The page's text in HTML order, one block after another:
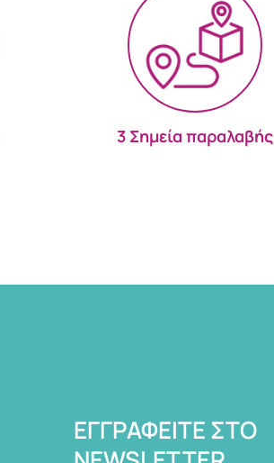
3 Σημεία παραλαβής
ΕΓΓΡΑΦΕΊΤΕ ΣΤΟ